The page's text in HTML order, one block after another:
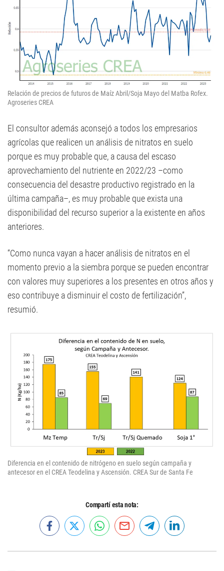
Relación de precios de futuros de Maíz Abril/Soja Mayo del Matba Rofex.
Agroseries CREA
El consultor además aconsejó a todos los empresarios
agrícolas que realicen un análisis de nitratos en suelo
porque es muy probable que, a causa del escaso
aprovechamiento del nutriente en 2022/23 –como
consecuencia del desastre productivo registrado en la
última campaña–, es muy probable que exista una
disponibilidad del recurso superior a la existente en años
anteriores.
“Como nunca vayan a hacer análisis de nitratos en el
momento previo a la siembra porque se pueden encontrar
con valores muy superiores a los presentes en otros años y
eso contribuye a disminuir el costo de fertilización”,
resumió.
Diferencia en el contenido de nitrógeno en suelo según campaña y
antecesor en el CREA Teodelina y Ascensión. CREA Sur de Santa Fe
Compartí esta nota: